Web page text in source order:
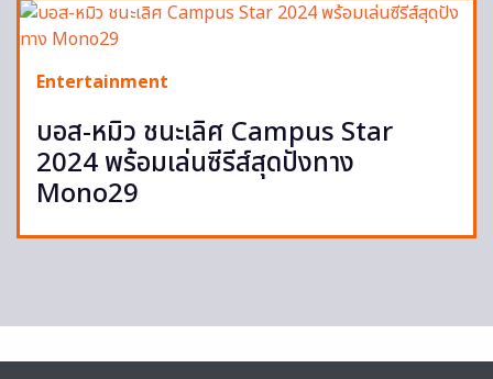
Entertainment
บอส-หมิว ชนะเลิศ Campus Star
2024 พร้อมเล่นซีรีส์สุดปังทาง
Mono29